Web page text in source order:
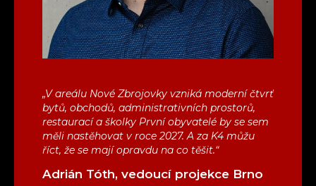
„V areálu Nové Zbrojovky vzniká moderní čtvrť
bytů, obchodů, administrativních prostorů,
restaurací a školky První obyvatelé by se sem
měli nastěhovat v roce 2027. A za K4 můžu
říct, že se mají opravdu na co těšit.“
Adrián Tóth, vedoucí projekce Brno